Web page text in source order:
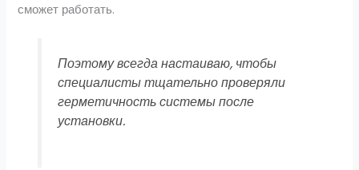
сможет работать.
Поэтому всегда настаиваю, чтобы
специалисты тщательно проверяли
герметичность системы после
установки.